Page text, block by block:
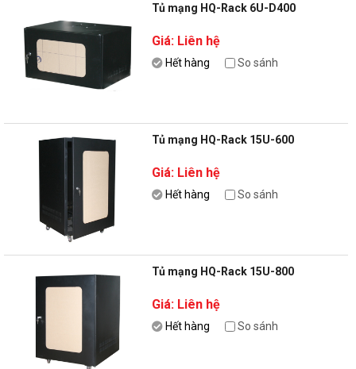
Tủ mạng HQ-Rack 6U-D400
Giá: Liên hệ
Hết hàng So sánh
Tủ mạng HQ-Rack 15U-600
Giá: Liên hệ
Hết hàng So sánh
Tủ mạng HQ-Rack 15U-800
Giá: Liên hệ
Hết hàng So sánh